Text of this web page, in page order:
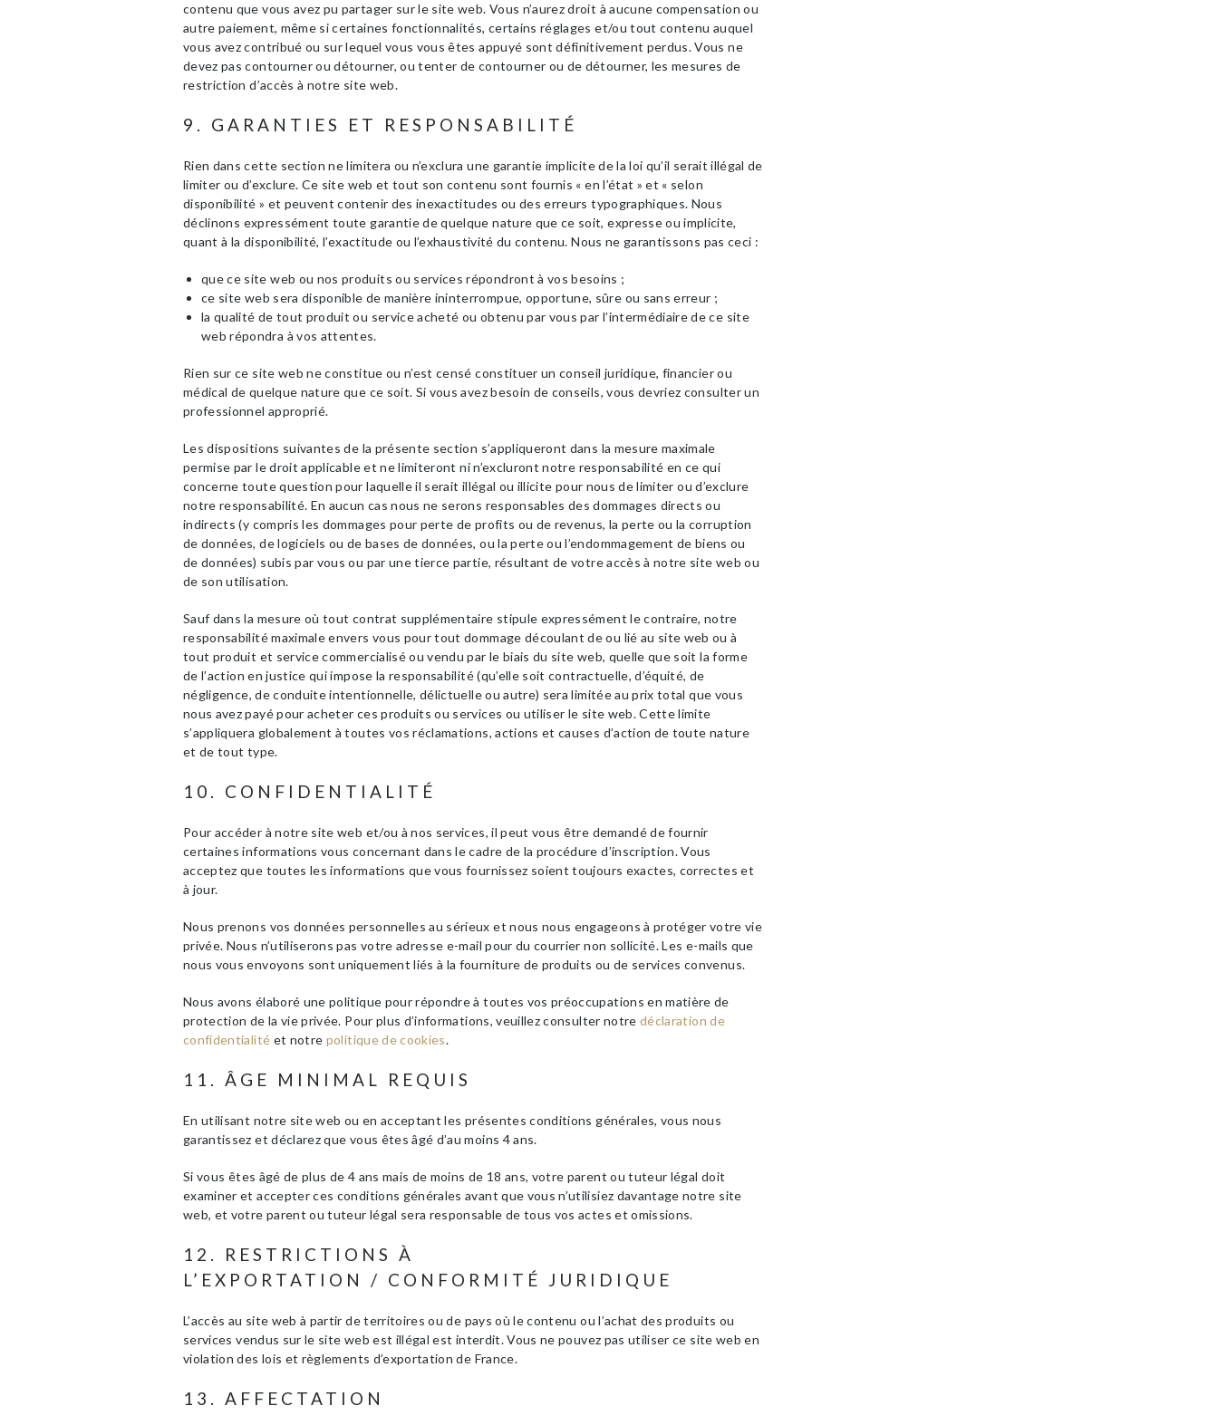
contenu que vous avez pu partager sur le site web. Vous n’aurez droit à aucune compensation ou
autre paiement, même si certaines fonctionnalités, certains réglages et/ou tout contenu auquel
vous avez contribué ou sur lequel vous vous êtes appuyé sont définitivement perdus. Vous ne
devez pas contourner ou détourner, ou tenter de contourner ou de détourner, les mesures de
restriction d’accès à notre site web.
9. GARANTIES ET RESPONSABILITÉ
Rien dans cette section ne limitera ou n’exclura une garantie implicite de la loi qu’il serait illégal de
limiter ou d’exclure. Ce site web et tout son contenu sont fournis « en l’état » et « selon
disponibilité » et peuvent contenir des inexactitudes ou des erreurs typographiques. Nous
déclinons expressément toute garantie de quelque nature que ce soit, expresse ou implicite,
quant à la disponibilité, l’exactitude ou l’exhaustivité du contenu. Nous ne garantissons pas ceci :
que ce site web ou nos produits ou services répondront à vos besoins ;
ce site web sera disponible de manière ininterrompue, opportune, sûre ou sans erreur ;
la qualité de tout produit ou service acheté ou obtenu par vous par l’intermédiaire de ce site
web répondra à vos attentes.
Rien sur ce site web ne constitue ou n’est censé constituer un conseil juridique, financier ou
médical de quelque nature que ce soit. Si vous avez besoin de conseils, vous devriez consulter un
professionnel approprié.
Les dispositions suivantes de la présente section s’appliqueront dans la mesure maximale
permise par le droit applicable et ne limiteront ni n’excluront notre responsabilité en ce qui
concerne toute question pour laquelle il serait illégal ou illicite pour nous de limiter ou d’exclure
notre responsabilité. En aucun cas nous ne serons responsables des dommages directs ou
indirects (y compris les dommages pour perte de profits ou de revenus, la perte ou la corruption
de données, de logiciels ou de bases de données, ou la perte ou l’endommagement de biens ou
de données) subis par vous ou par une tierce partie, résultant de votre accès à notre site web ou
de son utilisation.
Sauf dans la mesure où tout contrat supplémentaire stipule expressément le contraire, notre
responsabilité maximale envers vous pour tout dommage découlant de ou lié au site web ou à
tout produit et service commercialisé ou vendu par le biais du site web, quelle que soit la forme
de l’action en justice qui impose la responsabilité (qu’elle soit contractuelle, d’équité, de
négligence, de conduite intentionnelle, délictuelle ou autre) sera limitée au prix total que vous
nous avez payé pour acheter ces produits ou services ou utiliser le site web. Cette limite
s’appliquera globalement à toutes vos réclamations, actions et causes d’action de toute nature
et de tout type.
10. CONFIDENTIALITÉ
Pour accéder à notre site web et/ou à nos services, il peut vous être demandé de fournir
certaines informations vous concernant dans le cadre de la procédure d’inscription. Vous
acceptez que toutes les informations que vous fournissez soient toujours exactes, correctes et
à jour.
Nous prenons vos données personnelles au sérieux et nous nous engageons à protéger votre vie
privée. Nous n’utiliserons pas votre adresse e-mail pour du courrier non sollicité. Les e-mails que
nous vous envoyons sont uniquement liés à la fourniture de produits ou de services convenus.
Nous avons élaboré une politique pour répondre à toutes vos préoccupations en matière de
protection de la vie privée. Pour plus d’informations, veuillez consulter notredéclaration de
confidentialité et notre politique de cookies.
11. ÂGE MINIMAL REQUIS
En utilisant notre site web ou en acceptant les présentes conditions générales, vous nous
garantissez et déclarez que vous êtes âgé d’au moins 4 ans.
Si vous êtes âgé de plus de 4 ans mais de moins de 18 ans, votre parent ou tuteur légal doit
examiner et accepter ces conditions générales avant que vous n’utilisiez davantage notre site
web, et votre parent ou tuteur légal sera responsable de tous vos actes et omissions.
12. RESTRICTIONS À
L’EXPORTATION / CONFORMITÉ JURIDIQUE
L’accès au site web à partir de territoires ou de pays où le contenu ou l’achat des produits ou
services vendus sur le site web est illégal est interdit. Vous ne pouvez pas utiliser ce site web en
violation des lois et règlements d’exportation de France.
13. AFFECTATION